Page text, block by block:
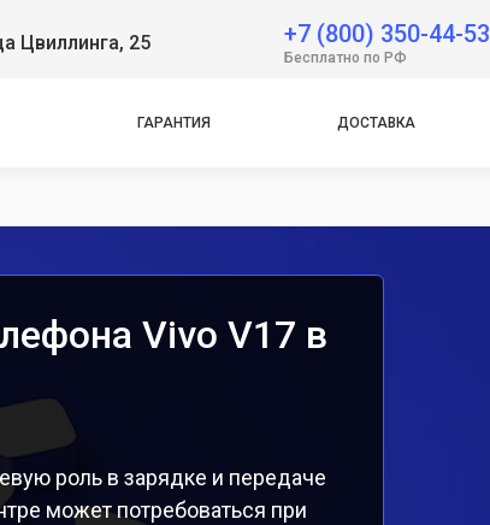
Цвиллинга, 25 +7 (800) 350-44-53
Бесплатно по РФ
ГАРАНТИЯ ДОСТАВКА
Vivo V17 в
роль в зарядке и передаче
может потребоваться при